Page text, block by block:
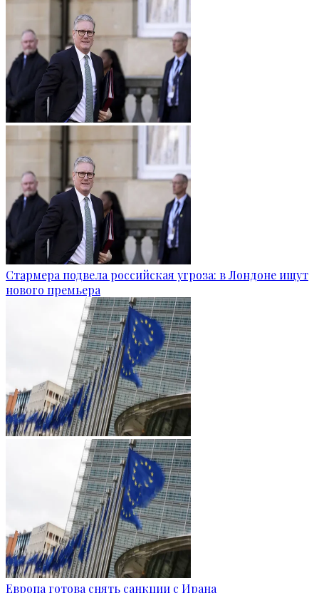
Стармера подвела российская угроза: в Лондоне ищут
нового премьера
Европа готова снять санкции с Ирана